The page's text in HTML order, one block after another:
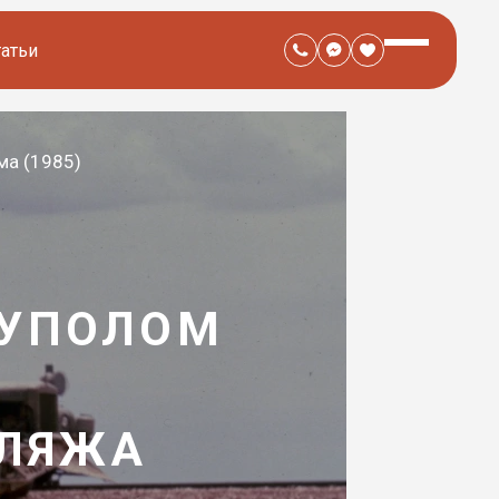
(1985)